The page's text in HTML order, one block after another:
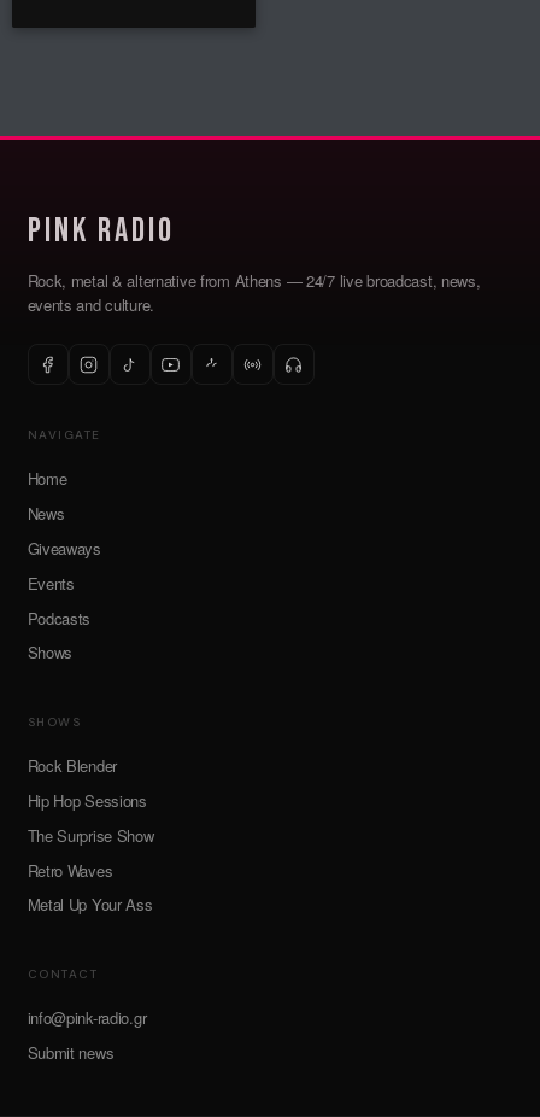
Pink Radio
Rock, metal & alternative from Athens — 24/7 live broadcast, news,
events and culture.
NAVIGATE
Home
News
Giveaways
Events
Podcasts
Shows
SHOWS
Rock Blender
Hip Hop Sessions
The Surprise Show
Retro Waves
Metal Up Your Ass
CONTACT
info@pink-radio.gr
Submit news